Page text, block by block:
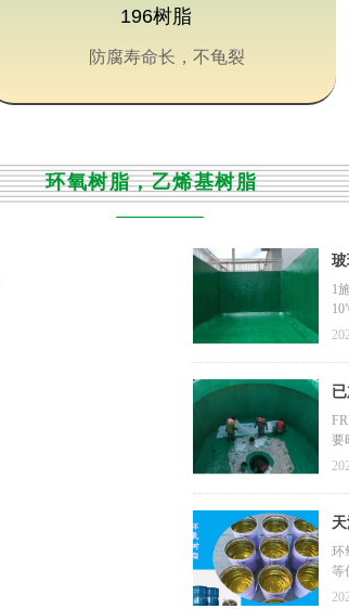
防腐寿命长，不龟裂
196树脂
环氧树脂，乙烯基树脂
1
进
壳
埋
一
要
乙
时
但
为
内
环
等
浆